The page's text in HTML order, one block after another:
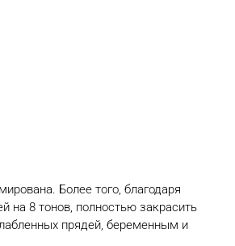
Более того, благодаря
на 8 тонов, полностью закрасить
прядей, беременным и